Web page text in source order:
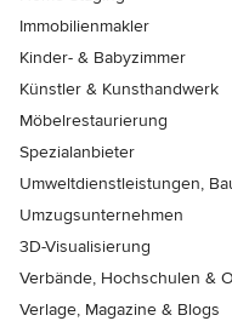
Immobilienmakler
Kinder- & Babyzimmer
Künstler & Kunsthandwerk
Möbelrestaurierung
Spezialanbieter
Umweltdienstleistungen,
Umzugsunternehmen
3D-Visualisierung
Verbände, Hochschulen &
Verlage, Magazine & Blogs